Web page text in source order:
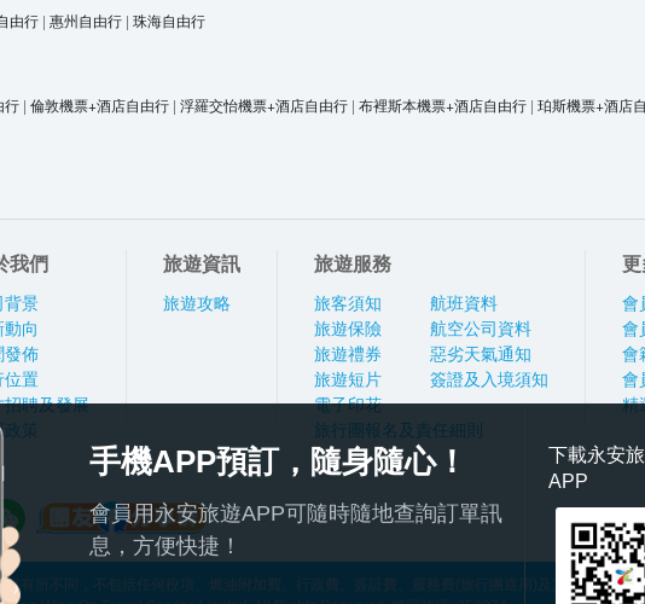
由行 | 惠州自由行 | 珠海自由行
行 | 倫敦機票+酒店自由行 | 浮羅交怡機票+酒店自由行 | 布裡斯本機票+酒店自由行 | 珀斯機票+酒店
我們
背景
動向
發佈
位置
招聘及發展
政策
旅遊資訊
旅遊攻略
旅遊服務
旅客須知
旅遊保險
旅遊禮券
旅遊短片
電子印花
航班資料
航空公司資料
惡劣天氣通知
簽證及入境須知
旅行團報名及責任細則
更
會
會
會
會
精
而有所不同，不包括任何稅項、燃油附加費、行政費、簽証費、服務費(旅行團適用)及其他應繳費用
手機APP預訂，隨身隨心！
會員用永安旅遊APP可隨時隨地查詢訂單訊
息，方便快捷！
下載永安
APP